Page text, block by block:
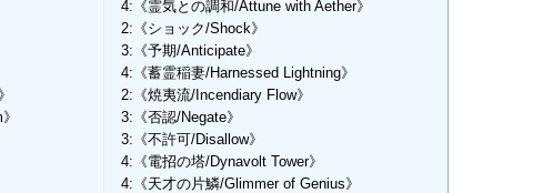
4:《霊気との調和/Attune with Aether》
2:《ショック/Shock》
3:《予期/Anticipate》
4:《蓄霊稲妻/Harnessed Lightning》
2:《焼夷流/Incendiary Flow》
3:《否認/Negate》
3:《不許可/Disallow》
4:《電招の塔/Dynavolt Tower》
4:《天才の片鱗/Glimmer of Genius》